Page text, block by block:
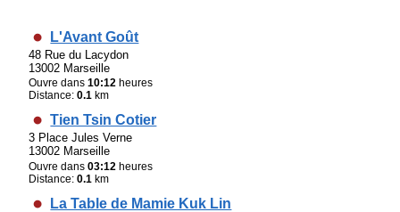
L'Avant Goût
48 Rue du Lacydon
13002 Marseille
Ouvre dans10:12 heures
Distance:0.1 km
Tien Tsin Cotier
3 Place Jules Verne
13002 Marseille
Ouvre dans03:12 heures
Distance:0.1 km
La Table de Mamie Kuk Lin